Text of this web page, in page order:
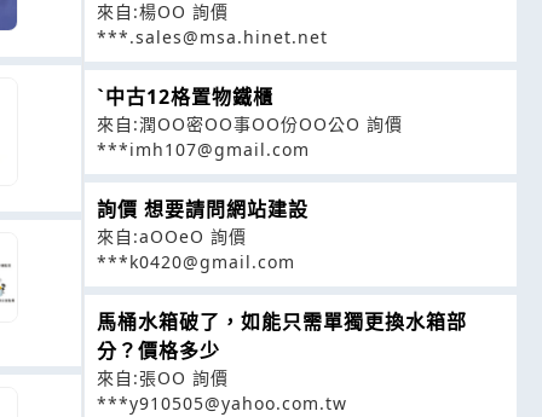
來自:楊OO 詢價
***.sales@msa.hinet.net
ˋ中古12格置物鐵櫃
來自:潤OO密OO事OO份OO公O 詢價
***imh107@gmail.com
詢價 想要請問網站建設
來自:aOOeO 詢價
***k0420@gmail.com
馬桶水箱破了，如能只需單獨更換水箱部
分？價格多少
來自:張OO 詢價
***y910505@yahoo.com.tw